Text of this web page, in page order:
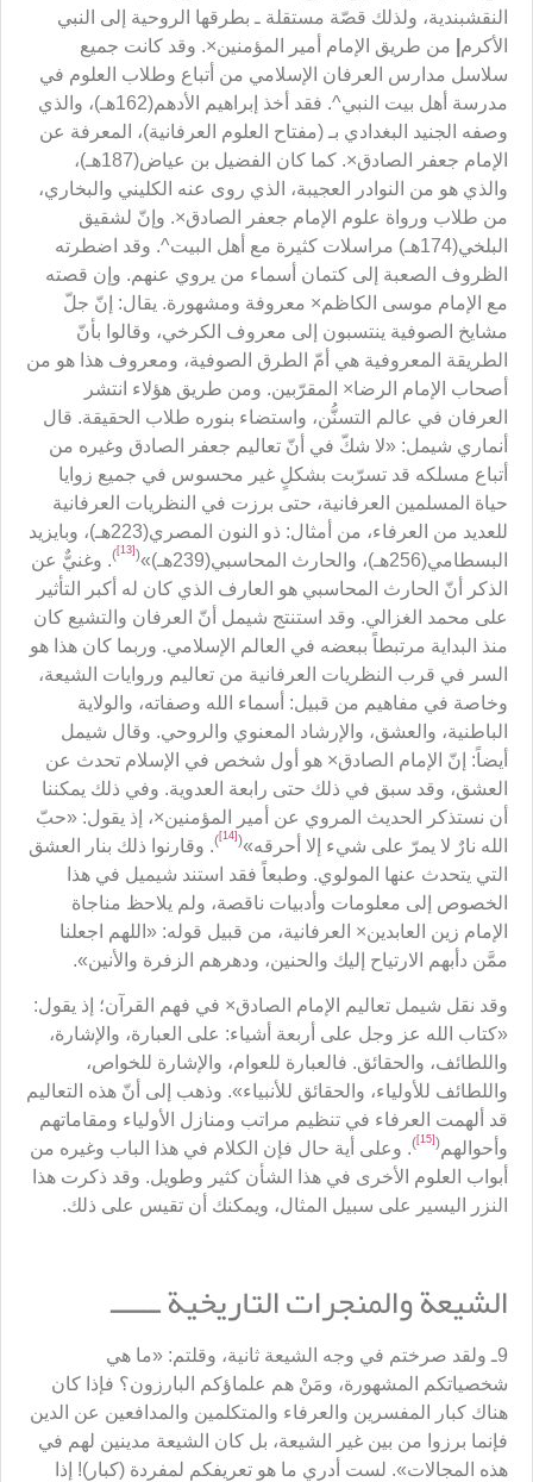
النقشبندية، ولذلك قصّة مستقلة ـ بطرقها الروحية إلى النبي
الأكرم من طريق الإمام أمير المؤمنين×. وقد كانت جميع
سلاسل مدارس العرفان الإسلامي من أتباع وطلاب العلوم في
مدرسة أهل بيت النبي^. فقد أخذ إبراهيم الأدهم(162هـ)، والذي
وصفه الجنيد البغدادي بـ (مفتاح العلوم العرفانية)، المعرفة عن
الإمام جعفر الصادق×. كما كان الفضيل بن عياض(187هـ)،
والذي هو من النوادر العجيبة، الذي روى عنه الكليني والبخاري،
من طلاب ورواة علوم الإمام جعفر الصادق×. وإنّ لشقيق
البلخي(174هـ) مراسلات كثيرة مع أهل البيت^. وقد اضطرته
الظروف الصعبة إلى كتمان أسماء من يروي عنهم. وإن قصته
مع الإمام موسى الكاظم× معروفة ومشهورة. يقال: إنّ جلّ
مشايخ الصوفية ينتسبون إلى معروف الكرخي، وقالوا بأنّ
الطريقة المعروفية هي أمّ الطرق الصوفية، ومعروف هذا هو من
أصحاب الإمام الرضا× المقرّبين. ومن طريق هؤلاء انتشر
العرفان في عالم التسنُّن، واستضاء بنوره طلاب الحقيقة. قال
أنماري شيمل: «لا شكّ في أنّ تعاليم جعفر الصادق وغيره من
أتباع مسلكه قد تسرّبت بشكلٍ غير محسوس في جميع زوايا
حياة المسلمين العرفانية، حتى برزت في النظريات العرفانية
للعديد من العرفاء، من أمثال: ذو النون المصري(223هـ)، وبايزيد
البسطامي(256هـ)، والحارث المحاسبي(239هـ)»
(
[13]
). وغنيٌّ عن
الذكر أنّ الحارث المحاسبي هو العارف الذي كان له أكبر التأثير
على محمد الغزالي. وقد استنتج شيمل أنّ العرفان والتشيع كان
منذ البداية مرتبطاً ببعضه في العالم الإسلامي. وربما كان هذا هو
السر في قرب النظريات العرفانية من تعاليم وروايات الشيعة،
وخاصة في مفاهيم من قبيل: أسماء الله وصفاته، والولاية
الباطنية، والعشق، والإرشاد المعنوي والروحي. وقال شيمل
أيضاً: إنّ الإمام الصادق× هو أول شخص في الإسلام تحدث عن
العشق، وقد سبق في ذلك حتى رابعة العدوية. وفي ذلك يمكننا
أن نستذكر الحديث المروي عن أمير المؤمنين×، إذ يقول: «حبّ
الله نارٌ لا يمرّ على شيء إلا أحرقه»(
[14]
). وقارنوا ذلك بنار العشق
التي يتحدث عنها المولوي. وطبعاً فقد استند شيميل في هذا
الخصوص إلى معلومات وأدبيات ناقصة، ولم يلاحظ مناجاة
الإمام زين العابدين× العرفانية، من قبيل قوله: «اللهم اجعلنا
ممَّن دأبهم الارتياح إليك والحنين، ودهرهم الزفرة والأنين».
وقد نقل شيمل تعاليم الإمام الصادق× في فهم القرآن؛ إذ يقول:
«كتاب الله عز وجل على أربعة أشياء: على العبارة، والإشارة،
واللطائف، والحقائق. فالعبارة للعوام، والإشارة للخواص،
واللطائف للأولياء، والحقائق للأنبياء». وذهب إلى أنّ هذه التعاليم
قد ألهمت العرفاء في تنظيم مراتب ومنازل الأولياء ومقاماتهم
وأحوالهم(
[15]
). وعلى أية حال فإن الكلام في هذا الباب وغيره من
أبواب العلوم الأخرى في هذا الشأن كثير وطويل. وقد ذكرت هذا
النزر اليسير على سبيل المثال، ويمكنك أن تقيس على ذلك.
الشيعة والمنجرات التاريخية ــــــ
9ـ ولقد صرختم في وجه الشيعة ثانية، وقلتم: «ما هي
شخصياتكم المشهورة، ومَنْ هم علماؤكم البارزون؟ فإذا كان
هناك كبار المفسرين والعرفاء والمتكلمين والمدافعين عن الدين
فإنما برزوا من بين غير الشيعة، بل كان الشيعة مدينين لهم في
هذه المجالات». لست أدري ما هو تعريفكم لمفردة (كبار)! إذا